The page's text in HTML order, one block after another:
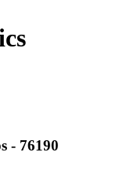
- 76190